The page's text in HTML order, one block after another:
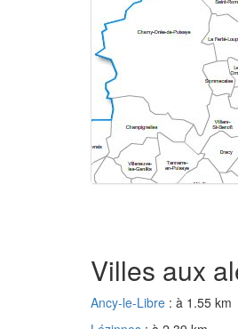
Villes aux
Ancy-le-Libre : à 1.55 km